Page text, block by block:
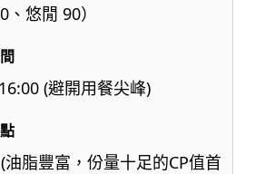
悠閒 90）
(避開用餐尖峰)
脂豐富，份量十足的CP值首